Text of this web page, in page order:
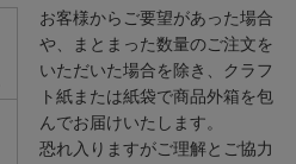
お客様からご要望があった場合
や、まとまった数量のご注文を
いただいた場合を除き、クラフ
ト紙または紙袋で商品外箱を包
んでお届けいたします。
恐れ入りますがご理解とご協力